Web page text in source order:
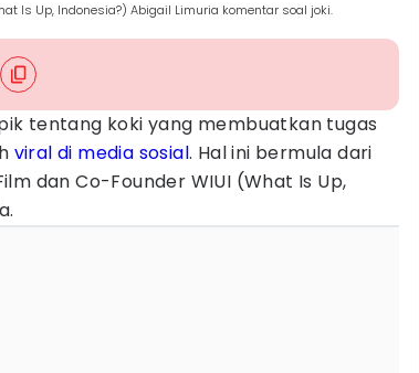
Is Up, Indonesia?) Abigail Limuria komentar soal joki.
tentang koki yang membuatkan tugas
viral di media sosial. Hal ini bermula dari
dan Co-Founder WIUI (What Is Up,